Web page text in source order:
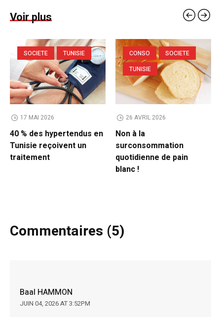
Voir plus
SOCIETE TUNISIE
17 MAI 2026
40 % des hypertendus en
Tunisie reçoivent un
traitement
CONSO
SOCIETE
TUNISIE
26 AVRIL 2026
Non à la
surconsommation
quotidienne de pain
blanc !
Commentaires (5)
Baal HAMMON
JUIN 04, 2026 AT 3:52PM